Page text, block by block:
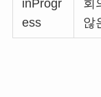
inProgr
ess
회
않